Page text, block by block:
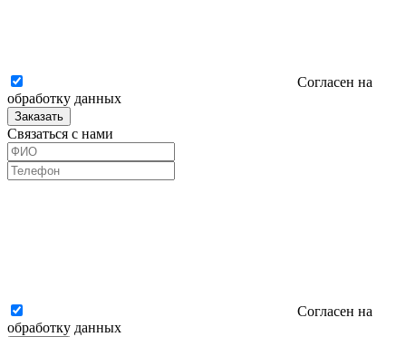
Согласен на
обработку данных
Заказать
Связаться с нами
Согласен на
обработку данных